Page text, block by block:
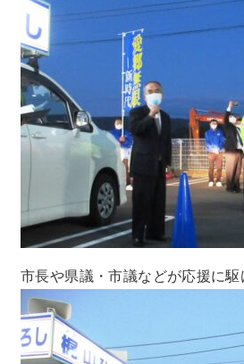
市長や県議・市議などが応援に